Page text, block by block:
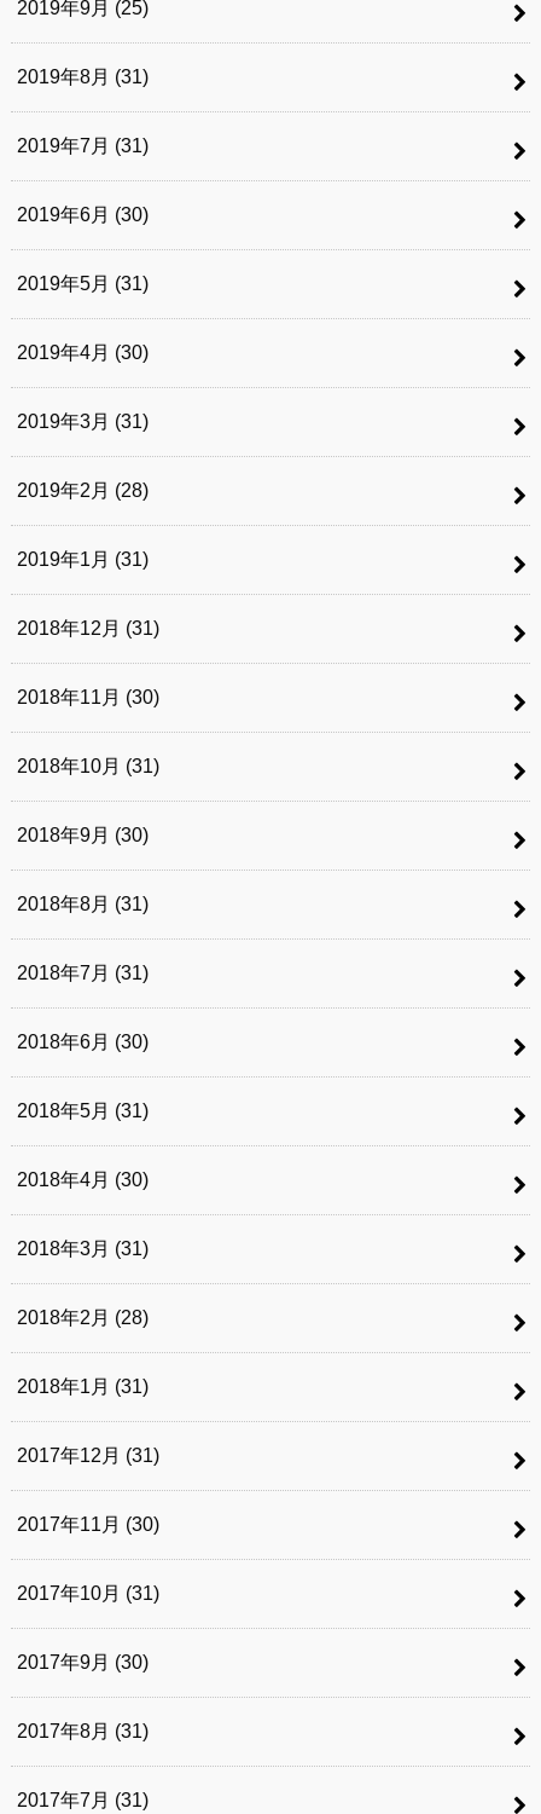
2019年9月 (25)
2019年8月 (31)
2019年7月 (31)
2019年6月 (30)
2019年5月 (31)
2019年4月 (30)
2019年3月 (31)
2019年2月 (28)
2019年1月 (31)
2018年12月 (31)
2018年11月 (30)
2018年10月 (31)
2018年9月 (30)
2018年8月 (31)
2018年7月 (31)
2018年6月 (30)
2018年5月 (31)
2018年4月 (30)
2018年3月 (31)
2018年2月 (28)
2018年1月 (31)
2017年12月 (31)
2017年11月 (30)
2017年10月 (31)
2017年9月 (30)
2017年8月 (31)
2017年7月 (31)